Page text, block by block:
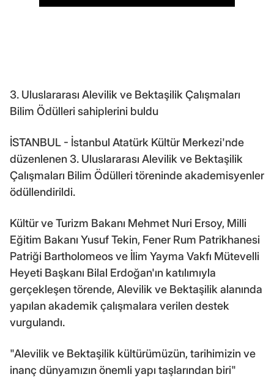
3. Uluslararası Alevilik ve Bektaşilik Çalışmaları
Bilim Ödülleri sahiplerini buldu
İSTANBUL - İstanbul Atatürk Kültür Merkezi'nde
düzenlenen 3. Uluslararası Alevilik ve Bektaşilik
Çalışmaları Bilim Ödülleri töreninde akademisyenler
ödüllendirildi.
Kültür ve Turizm Bakanı Mehmet Nuri Ersoy, Milli
Eğitim Bakanı Yusuf Tekin, Fener Rum Patrikhanesi
Patriği Bartholomeos ve İlim Yayma Vakfı Mütevelli
Heyeti Başkanı Bilal Erdoğan'ın katılımıyla
gerçekleşen törende, Alevilik ve Bektaşilik alanında
yapılan akademik çalışmalara verilen destek
vurgulandı.
"Alevilik ve Bektaşilik kültürümüzün, tarihimizin ve
inanç dünyamızın önemli yapı taşlarından biri"